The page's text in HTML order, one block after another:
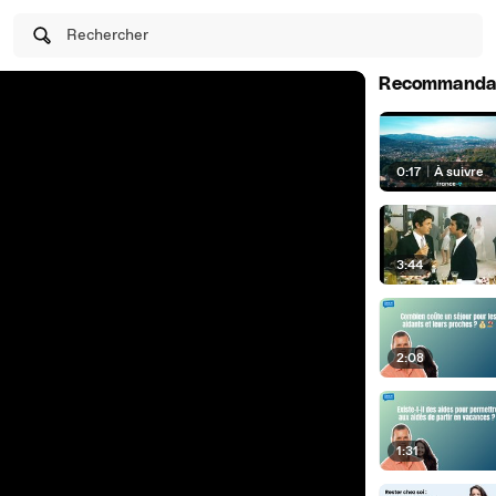
Rechercher
0:17 À suivre
3:44
2:08
1:31